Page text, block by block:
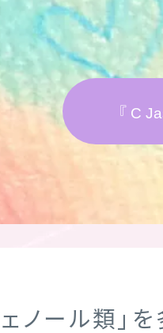
『 C
ノール類」